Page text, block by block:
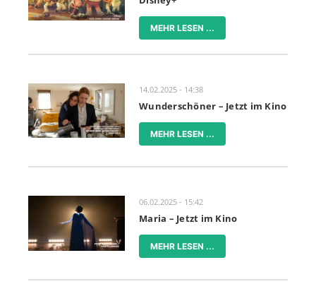
MEHR LESEN ...
14.02.2025 - 14:38
Wunderschöner – Jetzt im Kino
MEHR LESEN ...
06.02.2025 - 15:42
Maria – Jetzt im Kino
MEHR LESEN ...